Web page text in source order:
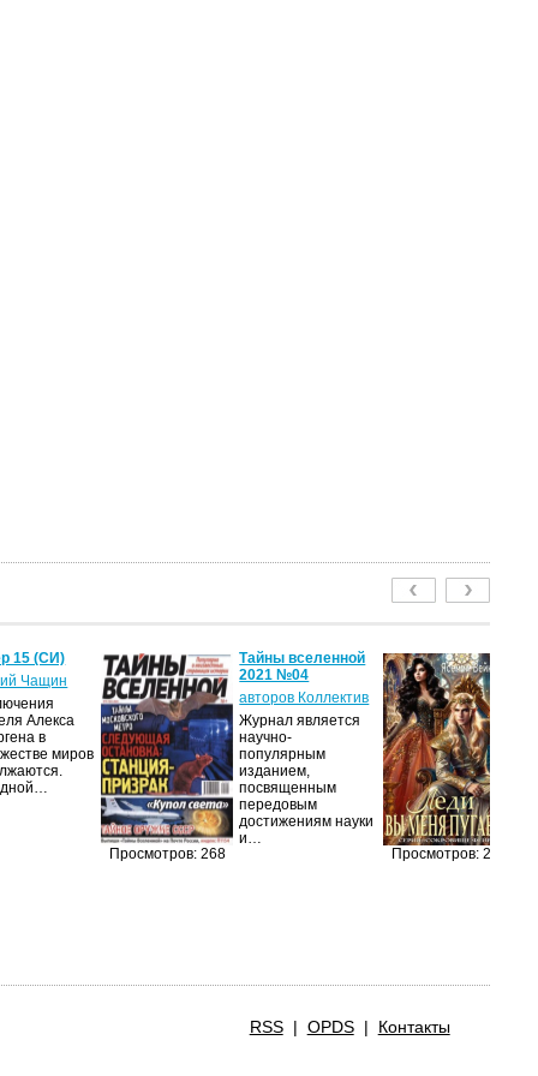
15 (СИ)
Чащин
Алекса
в
миров
Просмотров: 268
Тайны вселенной
2021 №04
авторов Коллектив
Журнал является
научно-
популярным
изданием,
посвященным
передовым
достижениям науки
и…
Просмотров: 211
RSS| OPDS| Контакты